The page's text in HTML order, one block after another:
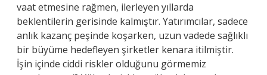
vaat etmesine rağmen, ilerleyen yıllarda
beklentilerin gerisinde kalmıştır. Yatırımcılar, sadece
anlık kazanç peşinde koşarken, uzun vadede sağlıklı
bir büyüme hedefleyen şirketler kenara itilmiştir.
İşin içinde ciddi riskler olduğunu görmemiz